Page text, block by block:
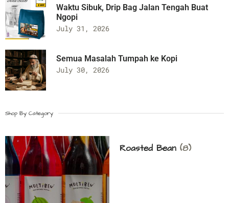
Waktu Sibuk, Drip Bag Jalan Tengah Buat
Ngopi
July 31, 2026
Semua Masalah Tumpah ke Kopi
July 30, 2026
Shop By Category
Roasted Bean (8)